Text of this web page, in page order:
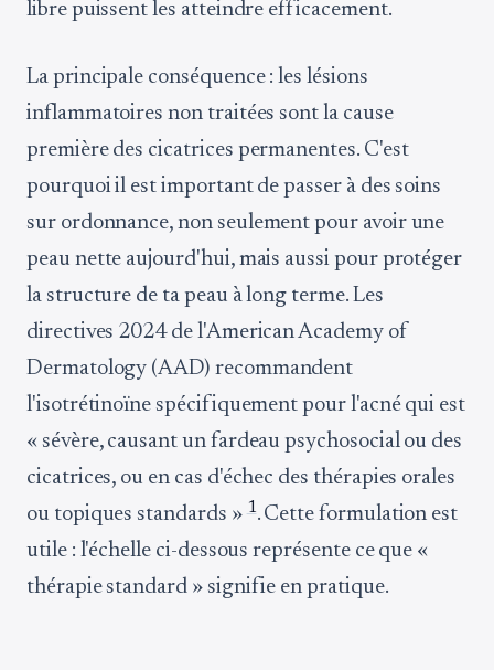
libre puissent les atteindre efficacement.
La principale conséquence : les lésions
inflammatoires non traitées sont la cause
première des cicatrices permanentes. C'est
pourquoi il est important de passer à des soins
sur ordonnance, non seulement pour avoir une
peau nette aujourd'hui, mais aussi pour protéger
la structure de ta peau à long terme. Les
directives 2024 de l'American Academy of
Dermatology (AAD) recommandent
l'isotrétinoïne spécifiquement pour l'acné qui est
« sévère, causant un fardeau psychosocial ou des
cicatrices, ou en cas d'échec des thérapies orales
ou topiques standards » 1. Cette formulation est
utile : l'échelle ci-dessous représente ce que «
thérapie standard » signifie en pratique.